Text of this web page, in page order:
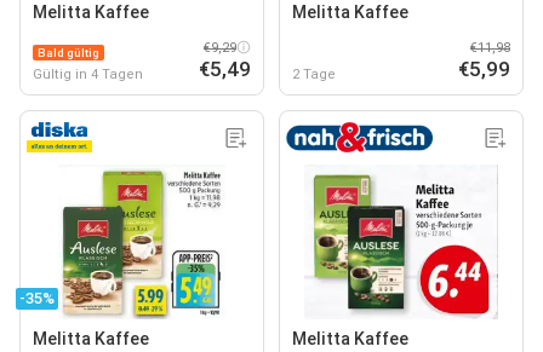
Melitta Kaffee
Bald gültig
Gültig in 4 Tagen
€9,29
€5,49
Melitta Kaffee
2 Tage
€11,98
€5,99
-35%
Melitta Kaffee Melitta Kaffee